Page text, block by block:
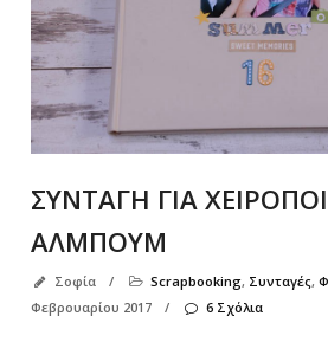
ΣΥΝΤΑΓΗ ΓΙΑ
ΑΛΜΠΟΥΜ
Σοφία / Scrapbooking, Συνταγές,
Φεβρουαρίου 2017
/ 6 Σχόλια